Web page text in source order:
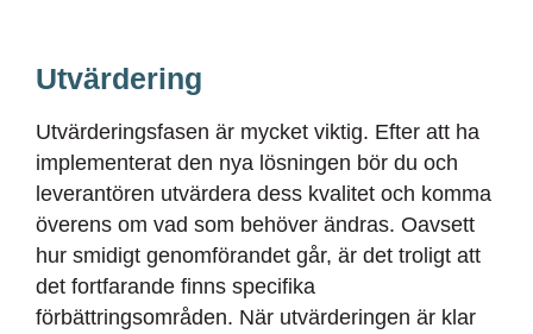
Utvärdering
Utvärderingsfasen är mycket viktig. Efter att ha
implementerat den nya lösningen bör du och
leverantören utvärdera dess kvalitet och komma
överens om vad som behöver ändras. Oavsett
hur smidigt genomförandet går, är det troligt att
det fortfarande finns specifika
förbättringsområden. När utvärderingen är klar